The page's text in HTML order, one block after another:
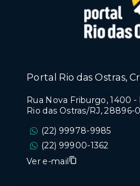
Portal Rio das Ostras,
Rua Nova Friburgo, 1400 -
Rio das Ostras/RJ, 28896-
(22) 99978-9985
(22) 99900-1362
Ver e-mail